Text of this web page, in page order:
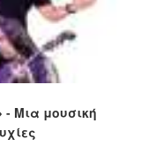
- Μια μουσική